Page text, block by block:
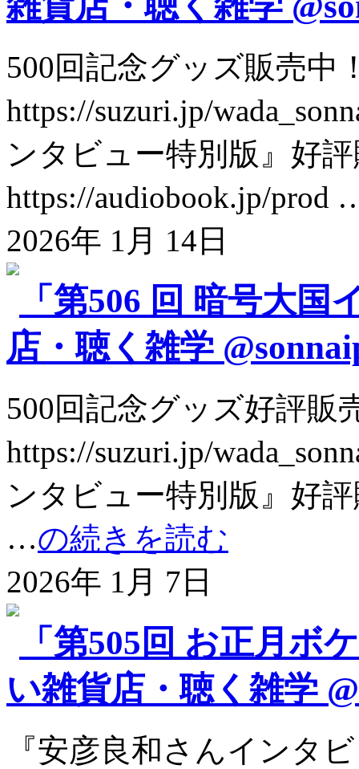
500回記念グッズ販売中
https://suzuri.jp/
ンタビュー特別版』好
https://audiobook.jp/prod
2026年 1月 14日
「第506 回 暗号大
店・聴く雑学
500回記念グッズ好評販
https://suzuri.jp/
ンタビュー特別版』好
…の続きを読む
2026年 1月 7日
「第505回 お正月ボ
い雑貨店・聴く雑学
『安彦良和さんインタ